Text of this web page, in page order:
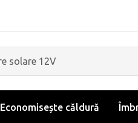
Economisește căldură